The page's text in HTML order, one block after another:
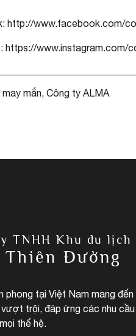
http://www.facebook.com/
https://www.instagram.com/
mắn, Công ty ALMA
TNHH Khu du lịch
Đường
phong tại Việt Nam mang
vượt trội, đáp ứng các nhu
thế hệ.